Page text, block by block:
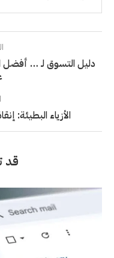
دليل التسوق لـ … أفضل
الأزياء البطيئة:
قد